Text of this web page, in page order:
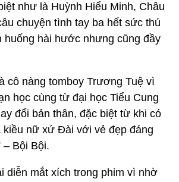
như là Huỳnh Hiểu Minh, Châu
chuyện tình tay ba hết sức thú
huống hài hước nhưng cũng đầy
cô nàng tomboy Trương Tuệ vì
học cùng từ đại học Tiểu Cung
đổi bản thân, đặc biệt từ khi có
kiều nữ xứ Đài với vẻ đẹp đáng
– Bội Bội.
diễn mắt xích trong phim vì nhờ